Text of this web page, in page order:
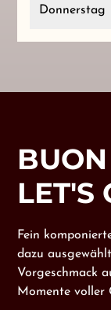
Donnerstag
LET'S
Fein
dazu
Vorgeschmack
Momente voller